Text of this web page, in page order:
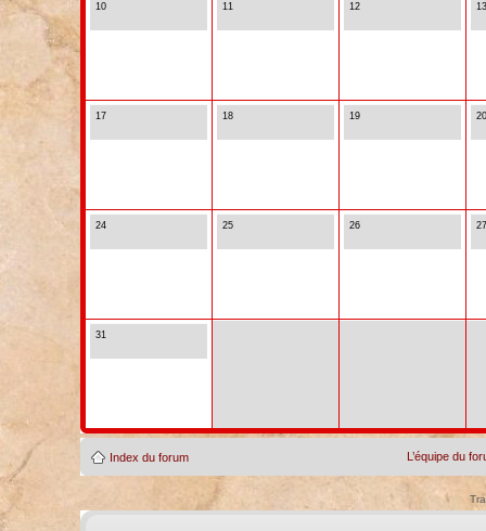
10 11 12 13
17 18 19 20
24 25 26 27
31
Index du forum L’équipe du